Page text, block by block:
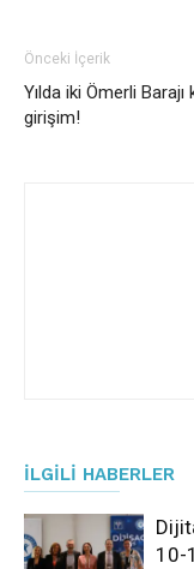
Önceki İçerik
Yılda iki Ömerli Barajı
girişim!
İLGILI HABERLER
10-